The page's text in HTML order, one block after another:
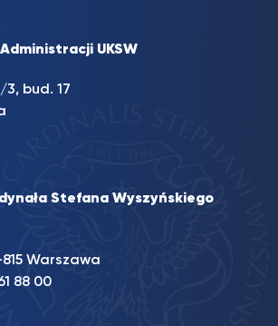
UKSW
3, bud. 17
Stefana Wyszyńskiego
Warszawa
88 00